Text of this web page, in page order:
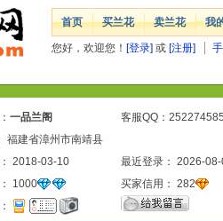
首页 买兰花 卖兰花 我
您好，欢迎您！ [登录] 或 [注册]
一品兰阁
客服QQ：
福建省漳州市南靖县
2018-03-10
最近登录： 2026-
1000 买家信用： 282